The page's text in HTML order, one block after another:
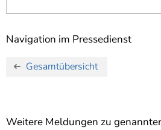
Navigation im Pressedienst
Gesamtübersicht
Weitere Meldungen zu